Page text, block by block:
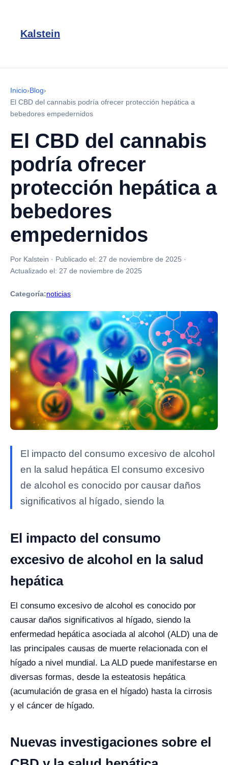
Kalstein
Inicio›Blog›
El CBD del cannabis podría ofrecer protección hepática a
bebedores empedernidos
El CBD del cannabis
podría ofrecer
protección hepática a
bebedores
empedernidos
Por Kalstein · Publicado el: 27 de noviembre de 2025 ·
Actualizado el: 27 de noviembre de 2025
Categoría:noticias
El impacto del consumo excesivo de alcohol
en la salud hepática El consumo excesivo
de alcohol es conocido por causar daños
significativos al hígado, siendo la
El impacto del consumo
excesivo de alcohol en la salud
hepática
El consumo excesivo de alcohol es conocido por
causar daños significativos al hígado, siendo la
enfermedad hepática asociada al alcohol (ALD) una de
las principales causas de muerte relacionada con el
hígado a nivel mundial. La ALD puede manifestarse en
diversas formas, desde la esteatosis hepática
(acumulación de grasa en el hígado) hasta la cirrosis
y el cáncer de hígado.
Nuevas investigaciones sobre el